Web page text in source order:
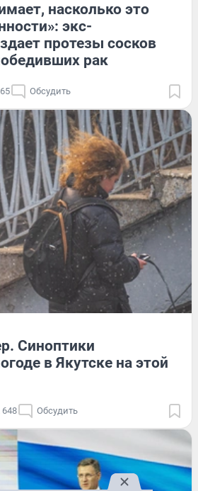
насколько это
экс-
протезы сосков
рак
Обсудить
Синоптики
в Якутске на этой
648 Обсудить